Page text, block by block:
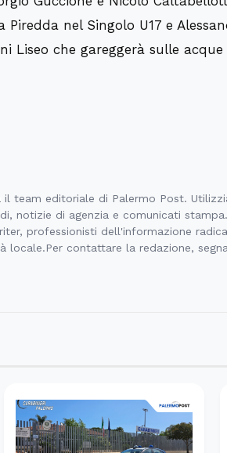
Piredda nel Singolo U17 e
Liseo che gareggerà sulle
il team editoriale di Palermo Post.
notizie di agenzia e comunicati
professionisti dell'informazione
locale.Per contattare la redazione,